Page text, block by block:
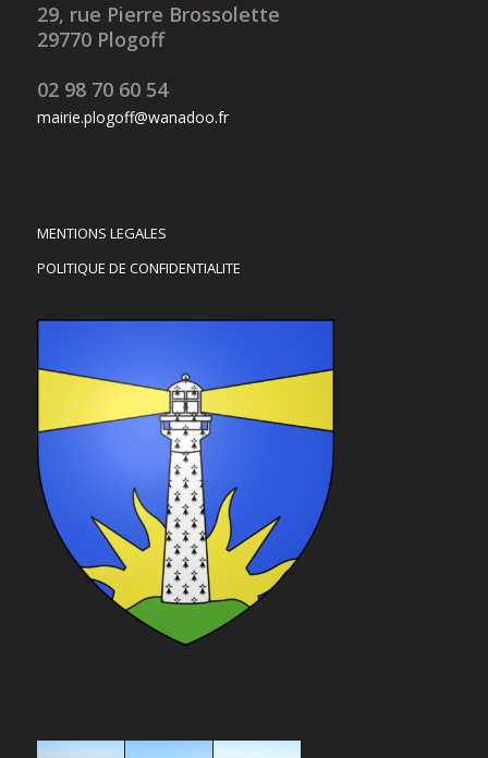
29, rue Pierre Brossolette
29770 Plogoff
02 98 70 60 54
mairie.plogoff@wanadoo.fr
MENTIONS LEGALES
POLITIQUE DE CONFIDENTIALITE